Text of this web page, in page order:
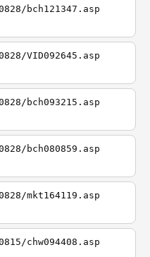
bch121347.asp
VID092645.asp
bch093215.asp
bch080859.asp
mkt164119.asp
chw094408.asp